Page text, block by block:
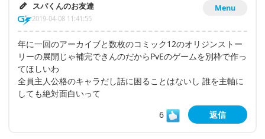
Menu
スパくんのお友達
2019-04-08 11:41:55
年に一回のアーカイブと数枚のコミック12のオリジンストー
リーの展開じゃ補完できんのだからPvEのゲームを別枠で作っ
てほしいわ
全員主人公格のキャラだし話に困ることはないし 誰を主軸に
しても絶対面白いって
6
返信